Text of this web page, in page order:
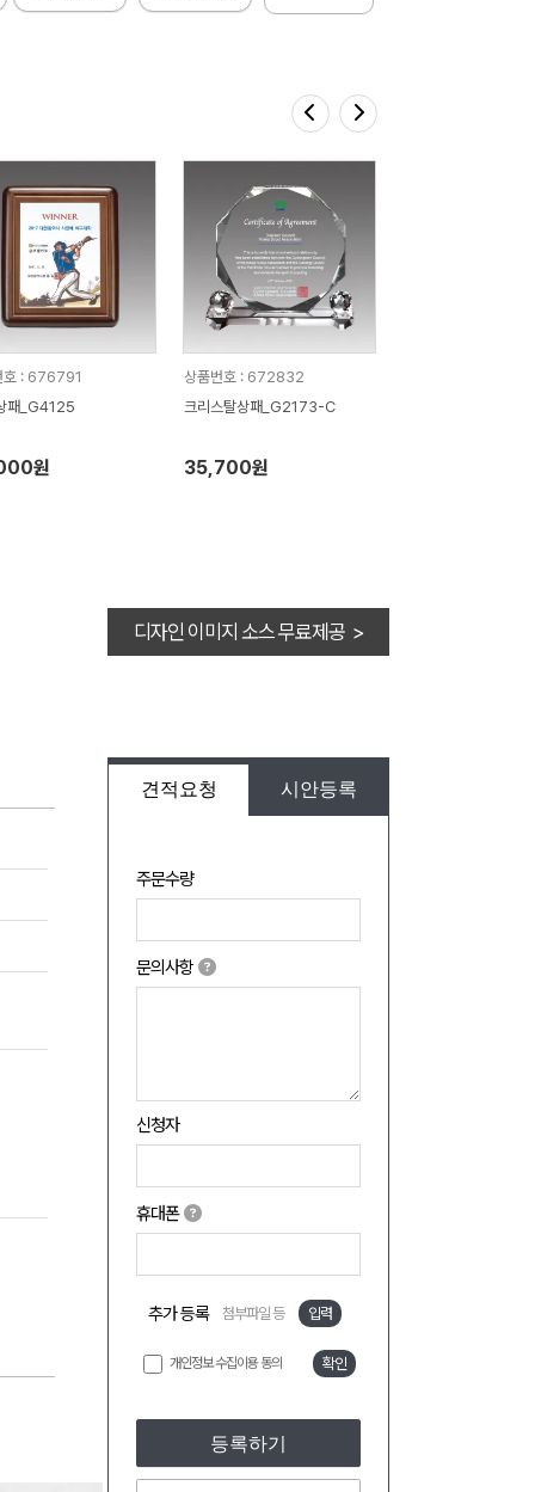
호 : 676791
패_G4125
원
상품번호 : 672832
크리스탈상패_G2173-C
35,700원
디자인 이미지 소스 무료제공 >
견적요청 시안등록
주문수량
문의사항
신청자
휴대폰
추가 등록 첨부파일 등 입력
개인정보 수집이용 동의 확인
등록하기